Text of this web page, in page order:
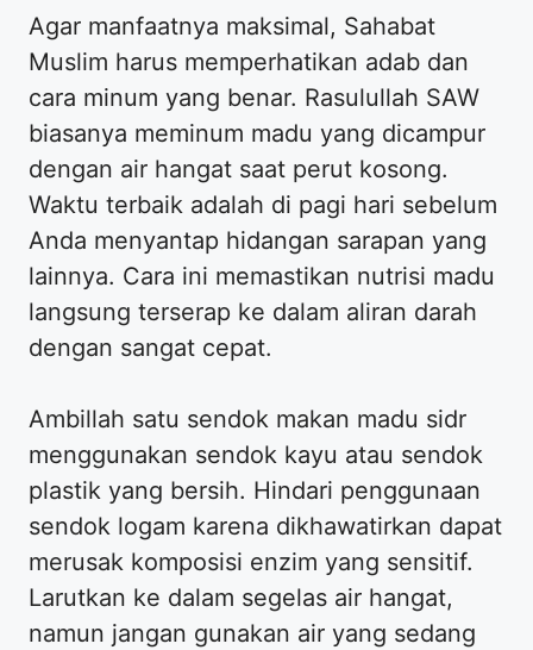
Agar manfaatnya maksimal, Sahabat
Muslim harus memperhatikan adab dan
cara minum yang benar. Rasulullah SAW
biasanya meminum madu yang dicampur
dengan air hangat saat perut kosong.
Waktu terbaik adalah di pagi hari sebelum
Anda menyantap hidangan sarapan yang
lainnya. Cara ini memastikan nutrisi madu
langsung terserap ke dalam aliran darah
dengan sangat cepat.
Ambillah satu sendok makan madu sidr
menggunakan sendok kayu atau sendok
plastik yang bersih. Hindari penggunaan
sendok logam karena dikhawatirkan dapat
merusak komposisi enzim yang sensitif.
Larutkan ke dalam segelas air hangat,
namun jangan gunakan air yang sedang